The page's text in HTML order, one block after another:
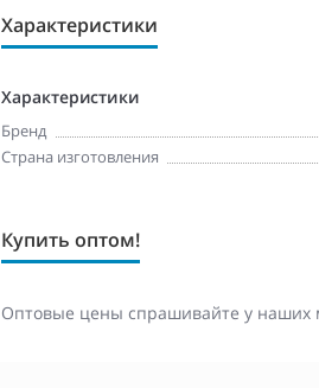
Характеристики
Характеристики
Бренд
Страна изготовления
Купить оптом!
Оптовые цены спрашивайте у наших